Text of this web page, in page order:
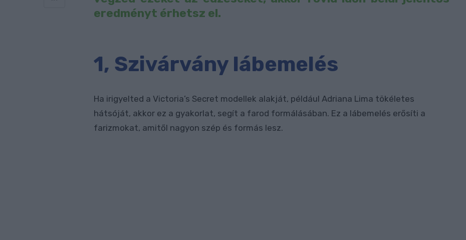
eredményt érhetsz el.
1, Szivárvány lábemelés
Ha irigyelted a Victoria’s Secret modellek alakját, például Adriana Lima tökéletes
hátsóját, akkor ez a gyakorlat, segít a farod formálásában. Ez a lábemelés erősíti a
farizmokat, amitől nagyon szép és formás lesz.